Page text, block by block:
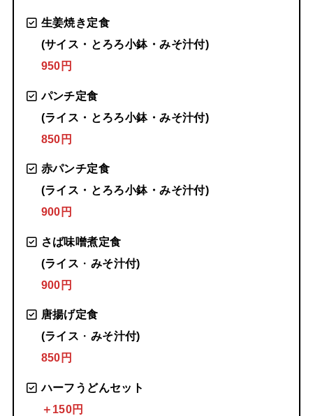
生姜焼き定食
(サイス・とろろ小鉢・みそ汁付)
950円
パンチ定食
(ライス・とろろ小鉢・みそ汁付)
850円
赤パンチ定食
(ライス・とろろ小鉢・みそ汁付)
900円
さば味噌煮定食
(ライス ・ みそ汁付)
900円
唐揚げ定食
(ライス ・ みそ汁付)
850円
ハーフうどんセット
＋150円